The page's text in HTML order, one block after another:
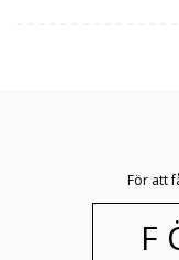
För att